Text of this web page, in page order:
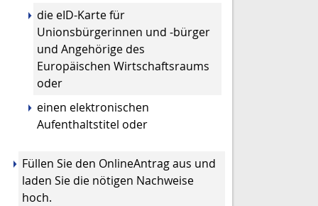
die eID-Karte für
Unionsbürgerinnen und -bürger
und Angehörige des
Europäischen Wirtschaftsraums
oder
einen elektronischen
Aufenthaltstitel oder
Füllen Sie den OnlineAntrag aus und
laden Sie die nötigen Nachweise
hoch.